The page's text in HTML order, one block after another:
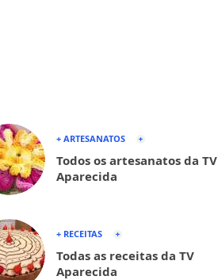
+ ARTESANATOS
Todos os artesanatos da TV
Aparecida
+ RECEITAS
Todas as receitas da TV
Aparecida